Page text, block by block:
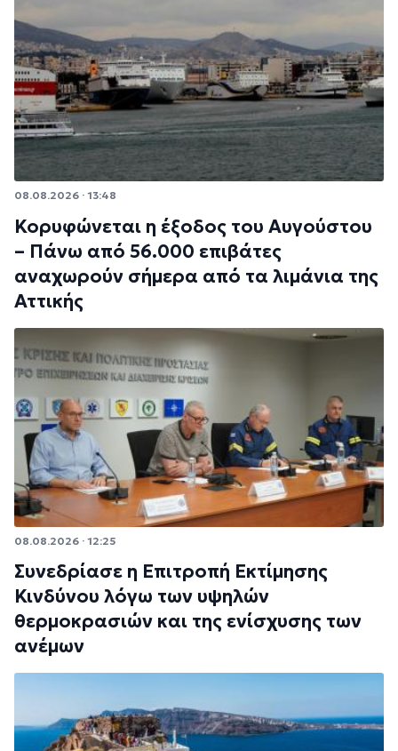
08.08.2026 · 13:48
Κορυφώνεται η έξοδος του Αυγούστου
– Πάνω από 56.000 επιβάτες
αναχωρούν σήμερα από τα λιμάνια της
Αττικής
08.08.2026 · 12:25
Συνεδρίασε η Επιτροπή Εκτίμησης
Κινδύνου λόγω των υψηλών
θερμοκρασιών και της ενίσχυσης των
ανέμων